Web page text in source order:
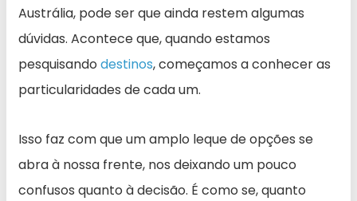
Austrália, pode ser que ainda restem algumas
dúvidas. Acontece que, quando estamos
pesquisando destinos, começamos a conhecer as
particularidades de cada um.
Isso faz com que um amplo leque de opções se
abra à nossa frente, nos deixando um pouco
confusos quanto à decisão. É como se, quanto